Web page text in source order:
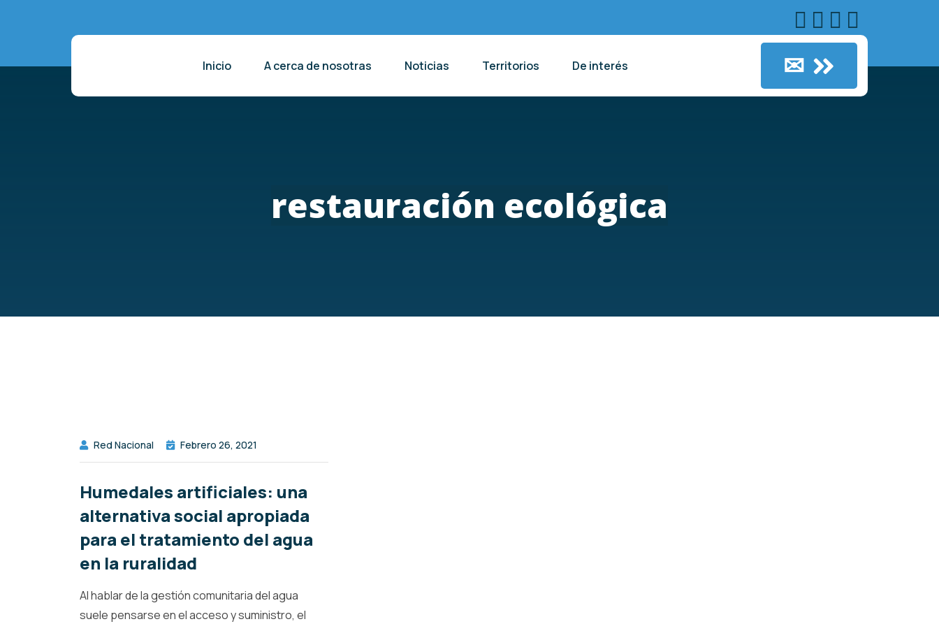
Inicio A cerca de nosotras Noticias Territorios De interés ✉
restauración ecológica
Red Nacional Febrero 26, 2021
Humedales artificiales: una
alternativa social apropiada
para el tratamiento del agua
en la ruralidad
Al hablar de la gestión comunitaria del agua
suele pensarse en el acceso y suministro, el